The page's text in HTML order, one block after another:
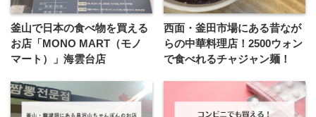
釜山で日本の食べ物を買える
お店「MONO MART（モノ
マート）」海雲台店
西面・釜田市場にある昔なが
らの中華料理店！2500ウォン
で食べれるチャジャン麺！